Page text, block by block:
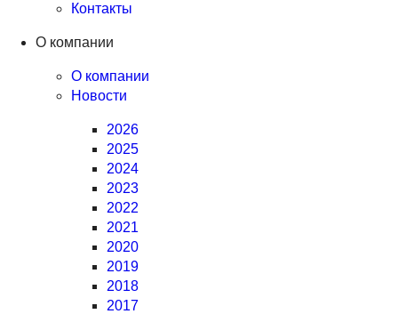
Контакты
О компании
О компании
Новости
2026
2025
2024
2023
2022
2021
2020
2019
2018
2017